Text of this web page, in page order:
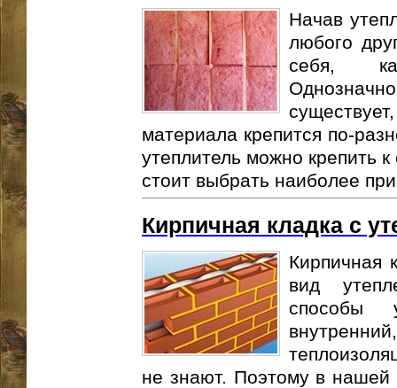
Начав
любого
себя,
материала крепится по-
утеплитель можно крепить
стоит выбрать наиболее
Кирпичная кладка с
Кирпичная
вид
способы
не знают. Поэтому в нашей